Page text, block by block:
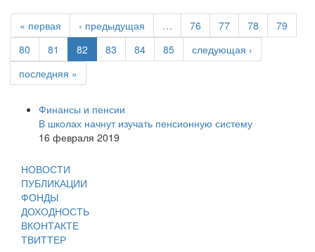
« первая ‹ предыдущая … 76 77 78
79
80
81 82 83 84 85
следующая ›
последняя »
Финансы и пенсии
В школах начнут изучать пенсионную систему
16 февраля 2019
НОВОСТИ
ПУБЛИКАЦИИ
ФОНДЫ
ДОХОДНОСТЬ
ВКОНТАКТЕ
ТВИТТЕР